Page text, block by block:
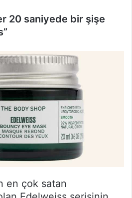
20 saniyede bir şişe
en çok satan